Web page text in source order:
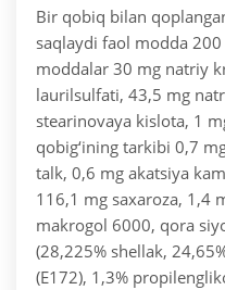
Bir qobiq bilan
saqlaydi faol modda
moddalar 30 mg natriy
laurilsulfati, 43,5 mg
stearinovaya kislota, 1
qobig‘ining tarkibi 0,7
talk, 0,6 mg akatsiya
116,1 mg saxaroza, 1,4
makrogol 6000, qora
(28,225% shellak,
(E172), 1,3%